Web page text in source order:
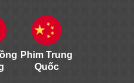
Phim Trung
Quốc